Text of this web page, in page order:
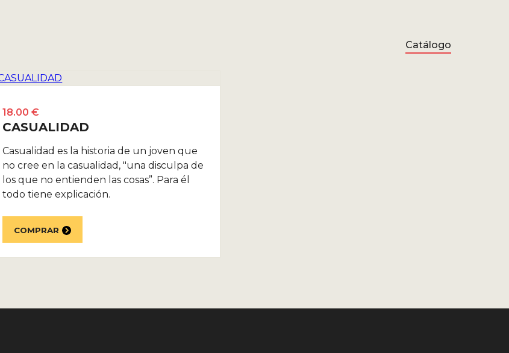
Catálogo
18.00 €
CASUALIDAD
Casualidad es la historia de un joven que
no cree en la casualidad, "una disculpa de
los que no entienden las cosas”. Para él
todo tiene explicación.
COMPRAR